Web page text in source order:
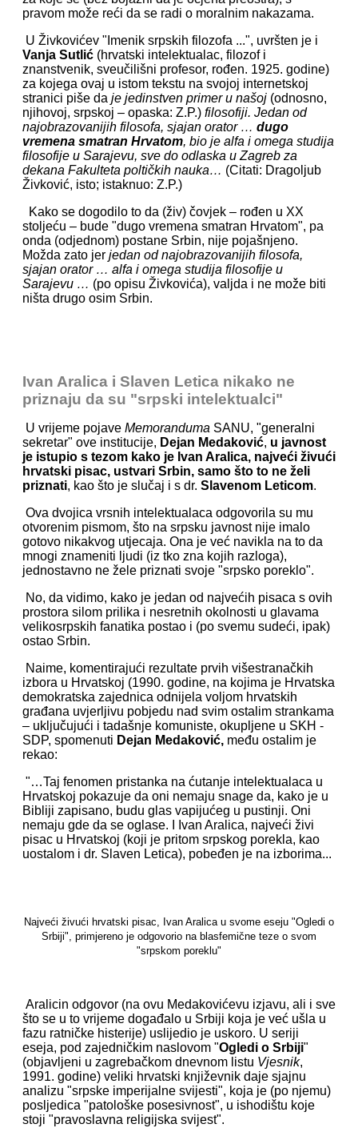
pravom može reći da se radi o moralnim nakazama.
U Živkovićev "Imenik srpskih filozofa ...", uvršten je i
Vanja Sutlić (hrvatski intelektualac, filozof i
znanstvenik, sveučilišni profesor, rođen. 1925. godine)
za kojega ovaj u istom tekstu na svojoj internetskoj
stranici piše da je jedinstven primer u našoj (odnosno,
njihovoj, srpskoj – opaska: Z.P.) filosofiji. Jedan od
najobrazovanijih filosofa, sjajan orator … dugo
vremena smatran Hrvatom, bio je alfa i omega studija
filosofije u Sarajevu, sve do odlaska u Zagreb za
dekana Fakulteta poltičkih nauka… (Citati: Dragoljub
Živković, isto; istaknuo: Z.P.)
Kako se dogodilo to da (živ) čovjek – rođen u XX
stoljeću – bude "dugo vremena smatran Hrvatom", pa
onda (odjednom) postane Srbin, nije pojašnjeno.
Možda zato jer jedan od najobrazovanijih filosofa,
sjajan orator … alfa i omega studija filosofije u
Sarajevu … (po opisu Živkovića), valjda i ne može biti
ništa drugo osim Srbin.
Ivan Aralica i Slaven Letica nikako ne
priznaju da su "srpski intelektualci"
U vrijeme pojave Memoranduma SANU, "generalni
sekretar" ove institucije, Dejan Medaković, u javnost
je istupio s tezom kako je Ivan Aralica, najveći živući
hrvatski pisac, ustvari Srbin, samo što to ne želi
priznati, kao što je slučaj i s dr. Slavenom Leticom.
Ova dvojica vrsnih intelektualaca odgovorila su mu
otvorenim pismom, što na srpsku javnost nije imalo
gotovo nikakvog utjecaja. Ona je već navikla na to da
mnogi znameniti ljudi (iz tko zna kojih razloga),
jednostavno ne žele priznati svoje "srpsko poreklo".
No, da vidimo, kako je jedan od najvećih pisaca s ovih
prostora silom prilika i nesretnih okolnosti u glavama
velikosrpskih fanatika postao i (po svemu sudeći, ipak)
ostao Srbin.
Naime, komentirajući rezultate prvih višestranačkih
izbora u Hrvatskoj (1990. godine, na kojima je Hrvatska
demokratska zajednica odnijela voljom hrvatskih
građana uvjerljivu pobjedu nad svim ostalim strankama
– uključujući i tadašnje komuniste, okupljene u SKH -
SDP, spomenuti Dejan Medaković, među ostalim je
rekao:
"…Taj fenomen pristanka na ćutanje intelektualaca u
Hrvatskoj pokazuje da oni nemaju snage da, kako je u
Bibliji zapisano, budu glas vapijućeg u pustinji. Oni
nemaju gde da se oglase. I Ivan Aralica, najveći živi
pisac u Hrvatskoj (koji je pritom srpskog porekla, kao
uostalom i dr. Slaven Letica), pobeđen je na izborima...
Najveći živući hrvatski pisac, Ivan Aralica u svome eseju "Ogledi o
Srbiji", primjereno je odgovorio na blasfemične teze o svom
"srpskom poreklu"
Aralicin odgovor (na ovu Medakovićevu izjavu, ali i sve
što se u to vrijeme događalo u Srbiji koja je već ušla u
fazu ratničke histerije) uslijedio je uskoro. U seriji
eseja, pod zajedničkim naslovom "Ogledi o Srbiji"
(objavljeni u zagrebačkom dnevnom listu Vjesnik,
1991. godine) veliki hrvatski književnik daje sjajnu
analizu "srpske imperijalne svijesti", koja je (po njemu)
posljedica "patološke posesivnost", u ishodištu koje
stoji "pravoslavna religijska svijest".